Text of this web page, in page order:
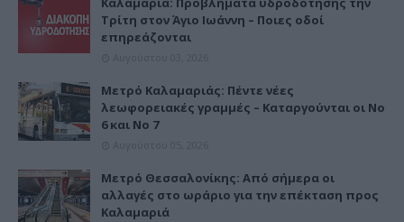
Τρίτη στον Άγιο Ιωάννη – Ποιες οδοί
επηρεάζονται
Μετρό Καλαμαριάς: Πέντε νέες
λεωφορειακές γραμμές – Καταργούνται οι Νο
6 και Νο 7
Μετρό Θεσσαλονίκης: Από σήμερα οι
αλλαγές στο ωράριο για την επέκταση προς
Καλαμαριά